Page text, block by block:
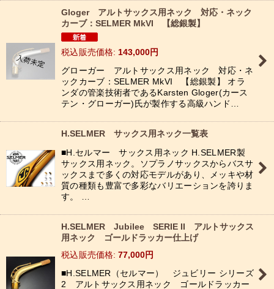
Gloger アルトサックス用ネック 対応・ネック
カーブ：SELMER MkVI 【総銀製】
税込 : 143,000円
グローガー アルトサックス用ネック 対応・ネ
ックカーブ：SELMER MkVI 【総銀製】 オラ
ンダの管楽技術者であるKarsten Gloger(カース
テン・グローガー)氏が製作する高級ハンド…
H.SELMER サックス用ネック一覧表
■H.セルマー サックス用ネック H.SELMER製
サックス用ネック。ソプラノサックスからバスサ
ックスまで多くの対応モデルがあり、メッキや材
質の種類も豊富で多彩なバリエーションを誇りま
す。 …
H.SELMER Jubilee SERIE II アルトサックス
用ネック ゴールドラッカー仕上げ
税込
: 77,000円
■H.SELMER（セルマー） ジュビリー シリーズ
2 アルトサックス用ネック ゴールドラッカー